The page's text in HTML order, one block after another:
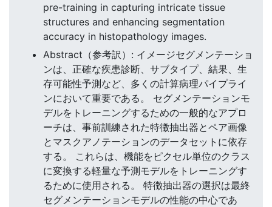
pre-training in capturing intricate tissue
structures and enhancing segmentation
accuracy in histopathology images.
Abstract（参考訳）: イメージセグメンテーショ
ンは、正確な疾患診断、サブタイプ、結果、生
存可能性予測など、多くの計算病理パイプライ
ンにおいて重要である。 セグメンテーションモ
デルをトレーニングするための一般的なアプロ
ーチは、事前訓練された特徴抽出器とペア画像
とマスクアノテーションのデータセットに依存
する。 これらは、機能をピクセル単位のクラス
に変換する軽量な予測モデルをトレーニングす
るために使用される。 特徴抽出器の選択は最終
セグメンテーションモデルの性能の中心であ